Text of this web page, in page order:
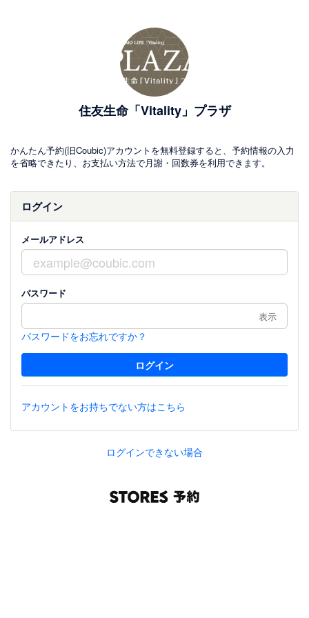
住友生命「Vitality」プラザ
かんたん予約(旧Coubic)アカウントを無料登録すると、予約情報の入力
を省略できたり、お支払い方法で月謝・回数券を利用できます。
ログイン
メールアドレス
パスワード
表示
パスワードをお忘れですか？
アカウントをお持ちでない方はこちら
ログインできない場合